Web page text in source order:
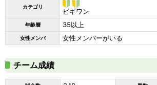
カテゴリ
ビギ
ワン
ビギワン
年齢層 35以上
女性メンバ 女性メンバーがいる
チーム成績